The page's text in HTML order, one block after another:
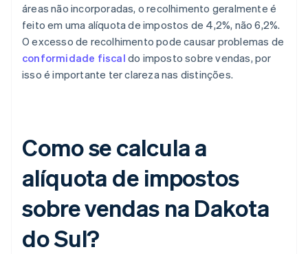
áreas não incorporadas, o recolhimento geralmente é
feito em uma alíquota de impostos de 4,2%, não 6,2%.
O excesso de recolhimento pode causar problemas de
conformidade fiscal do imposto sobre vendas, por
isso é importante ter clareza nas distinções.
Como se calcula a
alíquota de impostos
sobre vendas na Dakota
do Sul?